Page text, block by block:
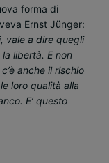
forma di
Ernst Jünger:
vale a dire quegli
libertà. E non
anche il rischio
loro qualità alla
E’ questo